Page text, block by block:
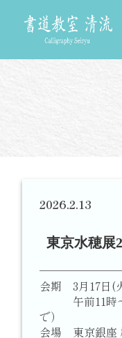
2026.2.13
東京水穂展
会期 3月17日(
午前11時～
で）
会場 東京銀座